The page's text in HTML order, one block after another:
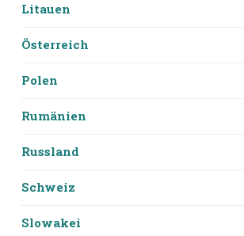
Litauen
Österreich
Polen
Rumänien
Russland
Schweiz
Slowakei